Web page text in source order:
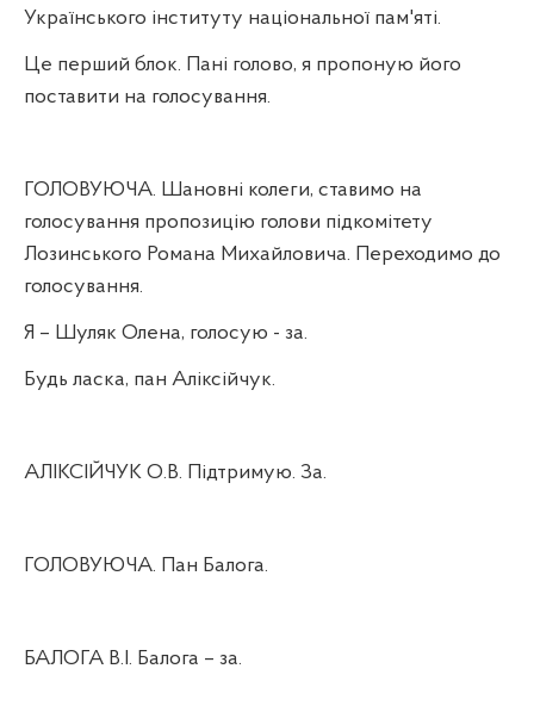
Українського інституту національної пам'яті.
Це перший блок. Пані голово, я пропоную його
поставити на голосування.
ГОЛОВУЮЧА. Шановні колеги, ставимо на
голосування пропозицію голови підкомітету
Лозинського Романа Михайловича. Переходимо до
голосування.
Я – Шуляк Олена, голосую - за.
Будь ласка, пан Аліксійчук.
АЛІКСІЙЧУК О.В. Підтримую. За.
ГОЛОВУЮЧА. Пан Балога.
БАЛОГА В.І. Балога – за.